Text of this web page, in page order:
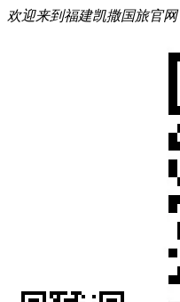
欢迎来到福建凯撒国旅官网